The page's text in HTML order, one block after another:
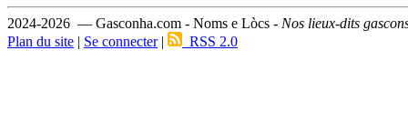
2024-2026 — Gasconha.com - Noms e Lòcs - Nos lieux-dits
Plan du site | Se connecter| RSS 2.0